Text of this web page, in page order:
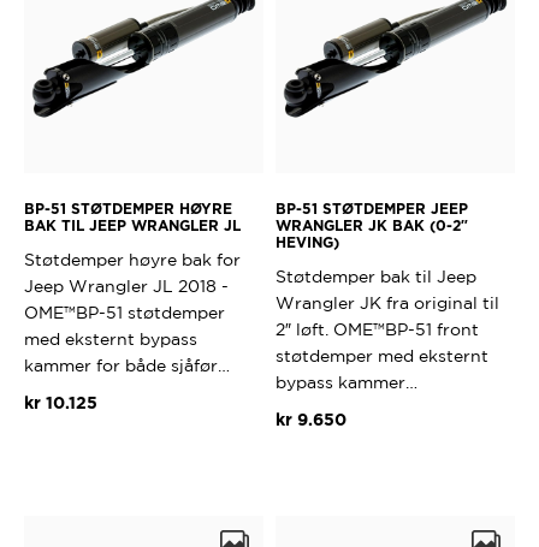
BP-51 STØTDEMPER HØYRE
BAK TIL JEEP WRANGLER JL
Støtdemper høyre bak for
Jeep Wrangler JL 2018 -
OME™BP-51 støtdemper
med eksternt bypass
kammer for både sjåfør…
kr10.125
BP-51 STØTDEMPER JEEP
WRANGLER JK BAK (0-2″
HEVING)
Støtdemper bak til Jeep
Wrangler JK fra original til
2″ løft. OME™BP-51 front
støtdemper med eksternt
bypass kammer…
kr 9.650